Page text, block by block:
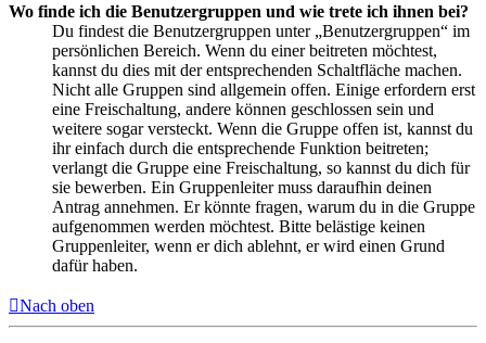
Wo finde ich die Benutzergruppen und wie trete ich ihnen bei?
Du findest die Benutzergruppen unter „Benutzergruppen“ im
persönlichen Bereich. Wenn du einer beitreten möchtest,
kannst du dies mit der entsprechenden Schaltfläche machen.
Nicht alle Gruppen sind allgemein offen. Einige erfordern erst
eine Freischaltung, andere können geschlossen sein und
weitere sogar versteckt. Wenn die Gruppe offen ist, kannst du
ihr einfach durch die entsprechende Funktion beitreten;
verlangt die Gruppe eine Freischaltung, so kannst du dich für
sie bewerben. Ein Gruppenleiter muss daraufhin deinen
Antrag annehmen. Er könnte fragen, warum du in die Gruppe
aufgenommen werden möchtest. Bitte belästige keinen
Gruppenleiter, wenn er dich ablehnt, er wird einen Grund
dafür haben.
Nach oben